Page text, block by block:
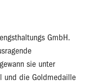
GmbH.
sie unter
und die Goldmedaille